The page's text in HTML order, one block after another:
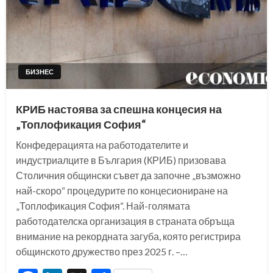
БИЗНЕС
КРИБ настоява за спешна концесия на
„Топлофикация София“
Конфедерацията на работодателите и
индустриалците в България (КРИБ) призовава
Столичния общински съвет да започне „възможно
най-скоро“ процедурите по концесиониране на
„Топлофикация София“. Най-голямата
работодателска организация в страната обръща
внимание на рекордната загуба, която регистрира
общинското дружество през 2025 г. –…